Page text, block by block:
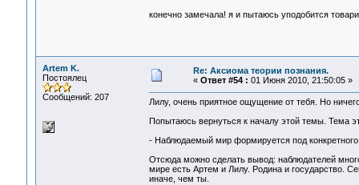
конечно замечала! я и пытаюсь уподобится
Artem K.
Постоялец
Сообщений: 207
Re: Аксиома теории познания.
« Ответ #54 : 01 Июня 2010, 21:50:05 »
Лилу, очень приятное ощущение от тебя. Но
Попытаюсь вернуться к началу этой темы. Тема
- Наблюдаемый мир формируется под конкретного
Отсюда можно сделать вывод: наблюдателей
мире есть Артем и Лилу. Родина и государство.
иначе, чем ты.